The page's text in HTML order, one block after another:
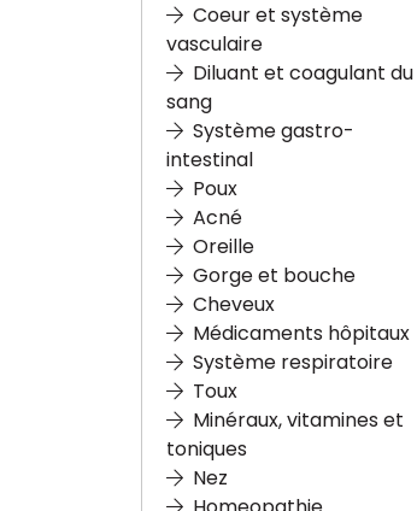
Coeur et système
vasculaire
Diluant et coagulant du
sang
Système gastro-
intestinal
Poux
Acné
Oreille
Gorge et bouche
Cheveux
Médicaments hôpitaux
Système respiratoire
Toux
Minéraux, vitamines et
toniques
Nez